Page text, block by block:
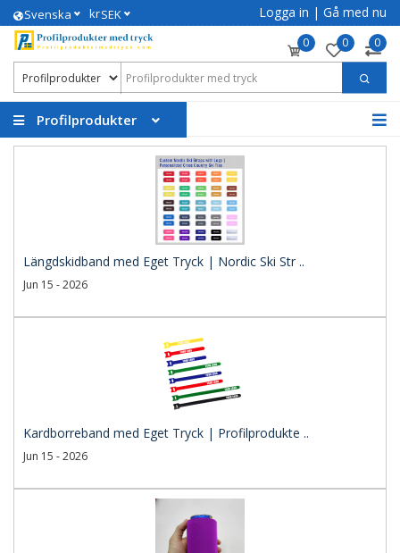
Svenska krSEK Logga in | Gå med nu
0 0 0
Profilprodukter
Längdskidband med Eget Tryck | Nordic Ski Str ..
Jun 15 - 2026
Kardborreband med Eget Tryck | Profilprodukte ..
Jun 15 - 2026